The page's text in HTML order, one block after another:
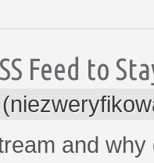
Feed to
and